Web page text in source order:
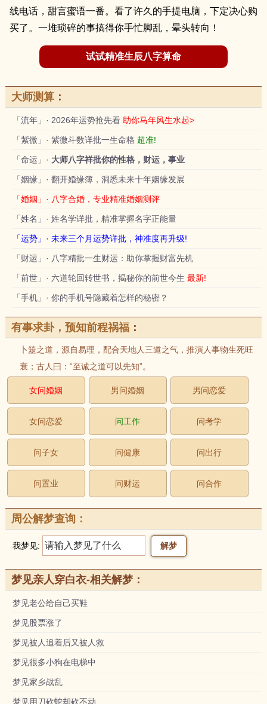
线电话，甜言蜜语一番。看了许久的手提电脑，下定决心购
买了。一堆琐碎的事搞得你手忙脚乱，晕头转向！
试试精准生辰八字算命
大师测算：
「流年」· 2026年运势抢先看 助你马年风生水起>
「紫微」· 紫微斗数详批一生命格 超准!
「命运」· 大师八字祥批你的性格，财运，事业
「姻缘」· 翻开婚缘簿，洞悉未来十年姻缘发展
「婚姻」· 八字合婚，专业精准婚姻测评
「姓名」· 姓名学详批，精准掌握名字正能量
「运势」· 未来三个月运势详批，神准度再升级!
「财运」· 八字精批一生财运：助你掌握财富先机
「前世」· 六道轮回转世书，揭秘你的前世今生 最新!
「手机」· 你的手机号隐藏着怎样的秘密？
有事求卦，预知前程祸福：
卜筮之道，源自易理，配合天地人三道之气，推演人事物生死旺
衰；古人曰：“至诚之道可以先知”。
女问婚姻 男问婚姻 男问恋爱
女问恋爱 问工作 问考学
问子女 问健康 问出行
问置业 问财运 问合作
周公解梦查询：
我梦见:
梦见亲人穿白衣-相关解梦：
梦见老公给自己买鞋
梦见股票涨了
梦见被人追着后又被人救
梦见很多小狗在电梯中
梦见家乡战乱
梦见用刀砍蛇却砍不动